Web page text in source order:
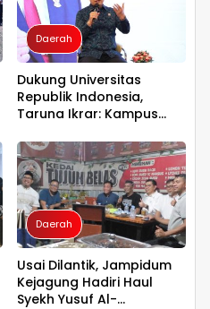
Daerah
Dukung Universitas
Republik Indonesia,
Taruna Ikrar: Kampus
Peradaban seperti
Jepang dan China
Wujudkan Indonesia
Emas 2045
Daerah
Usai Dilantik, Jampidum
Kejagung Hadiri Haul
Syekh Yusuf Al-